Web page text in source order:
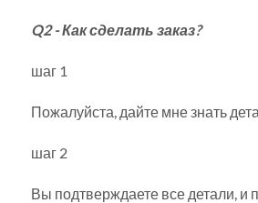
Q2 - Как сделать заказ?
шаг 1
Пожалуйста, дайте мне знать
шаг 2
Вы подтверждаете все детали, и